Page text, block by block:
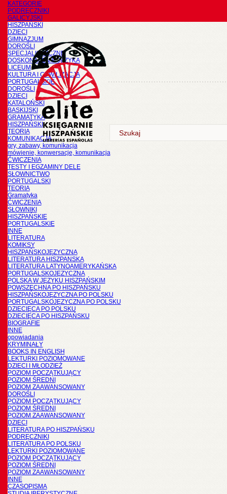
KATEGORIE
PODRĘCZNIKI
GALICYJSKI
HISZPAŃSKI
DZIECI
GIMNAZJUM
DOROŚLI
SPECJALISTYCZNE
DOSKONALENIE JĘZYKA
LICEUM
KULTURA I CYWILIZACJA
PORTUGALSKIE
DOROŚLI
DZIECI
KATALOŃSKI
BASKIJSKI
GRAMATYKA
HISZPAŃSKI
TEORIA
KOMUNIKACJA
gry, zabawy, komunikacja
mówienie, konwersacje, komunikacja
ĆWICZENIA
TESTY I EGZAMINY DELE
SŁOWNICTWO
PORTUGALSKI
TEORIA
Gramatyka
ĆWICZENIA
SŁOWNIKI
HISZPAŃSKIE
PORTUGALSKIE
INNE
LITERATURA
KOMIKSY
HISZPAŃSKOJĘZYCZNA
LITERATURA HISZPANSKA
LITERATURA LATYNOAMERYKAŃSKA
PORTUGALSKOJĘZYCZNA
POLSKA W JĘZYKU HISZPAŃSKIM
POWSZECHNA PO HISZPAŃSKU
HISZPAŃSKOJĘZYCZNA PO POLSKU
PORTUGALSKOJĘZYCZNA PO POLSKU
DZIECIĘCA PO POLSKU
DZIECIĘCA PO HISZPAŃSKU
BIOGRAFIE
INNE
opowiadania
KRYMINAŁY
BOOKS IN ENGLISH
LEKTURKI POZIOMOWANE
DZIECI I MŁODZIEŻ
POZIOM POCZĄTKUJĄCY
POZIOM ŚREDNI
POZIOM ZAAWANSOWANY
DOROŚLI
POZIOM POCZĄTKUJĄCY
POZIOM ŚREDNI
POZIOM ZAAWANSOWANY
DZIECI
LITERATURA PO HISZPAŃSKU
PODRĘCZNIKI
LITERATURA PO POLSKU
LEKTURKI POZIOMOWANE
POZIOM POCZĄTKUJĄCY
POZIOM ŚREDNI
POZIOM ZAAWANSOWANY
INNE
CZASOPISMA